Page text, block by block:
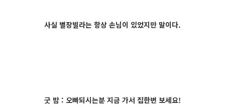
사실 별장빌라는 항상 손님이 있었지만 말이다.
굿 밤 : 오빠되시는분 지금 가서 집한번 보세요!